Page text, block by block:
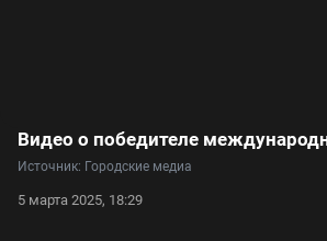
Источник: Городские медиа
5 марта 2025, 18:29